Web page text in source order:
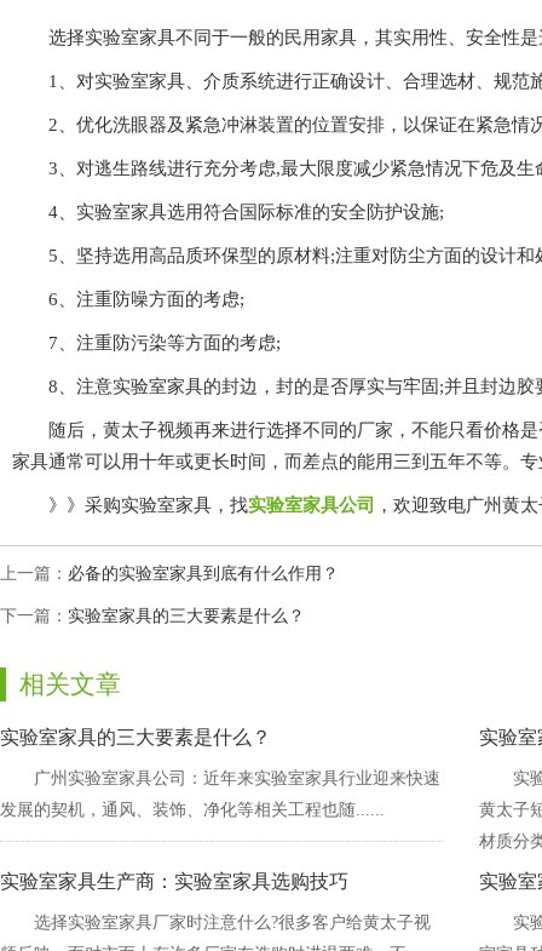
选择实验室家具不同于一般的民用家具，其实用性、安全性
1、对实验室家具、介质系统进行正确设计、合理选材、规范
2、优化洗眼器及紧急冲淋装置的位置安排，以保证在紧急
3、对逃生路线进行充分考虑,最大限度减少紧急情况下危及
4、实验室家具选用符合国际标准的安全防护设施;
5、坚持选用高品质环保型的原材料;注重对防尘方面的设计和
6、注重防噪方面的考虑;
7、注重防污染等方面的考虑;
8、注意实验室家具的封边，封的是否厚实与牢固;并且封边胶要
随后，黄太子视频再来进行选择不同的厂家，不能只看价格
家具通常可以用十年或更长时间，而差点的能用三到五年不等
》》采购实验室家具，找实验室家具公司 ，欢迎致电广州黄
上一篇： 必备的实验室家具到底有什么作用？
下一篇： 实验室家具的三大要素是什么？
相关文章
实验室家具的三大要素是什么？
广州实验室家具公司：近年来实验室家具行业迎来快速
发展的契机，通风、装饰、净化等相关工程也随......
实验
实
黄太子短
材质分类
实验室家具生产商：实验室家具选购技巧
选择实验室家具厂家时注意什么?很多客户给黄太子视
实验室
实